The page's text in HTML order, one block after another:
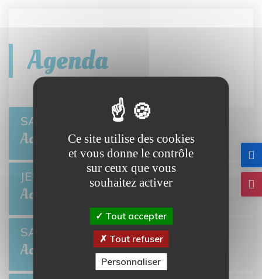
Agenda
SAM 8
Août
Open de pétanque
BRETTEVILLE-L'ORGUEILLEUSE
JEU 13
Août
Ciné-môme : Ponyo
BRETTEVILLE-L'ORGUEILLEUSE
SAM 22
Août
Open de pétanque
BRETTEVILLE-L'ORGUEILLEUSE
Ce site utilise des cookies
et vous donne le contrôle
sur ceux que vous
souhaitez activer
Tout accepter
Tout refuser
Personnaliser